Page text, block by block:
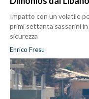
Impatto con un volatile
primi settanta sassarini
sicurezza
Enrico Fresu